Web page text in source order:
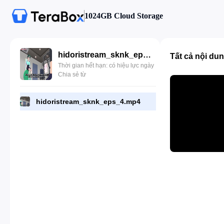
1024GB Cloud Storage
hidoristream_sknk_eps_4.mp4
Thời gian hết hạn: có hiệu lực ngày
Chia sẻ từ
hidoristream_sknk_eps_4.mp4
Tất cả nội